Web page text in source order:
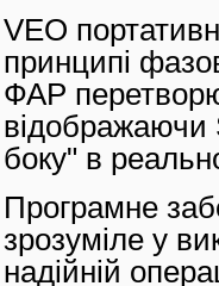
VEO
принципі
ФАР
відображаючи
боку" в
Програмне
зрозуміле у
надійній